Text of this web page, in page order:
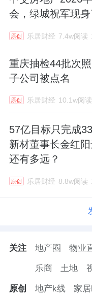
会，绿城祝军现身
原创 乐居财经 7.4w阅读
重庆抽检44批次
子公司被点名
原创 乐居财经 10.1w阅读
57亿目标只完成
新材董事长金红
还有多远？
原创 乐居财经 8.8w阅读
关注 地产圈 物业
乐商 土地
原创 地产k线 家